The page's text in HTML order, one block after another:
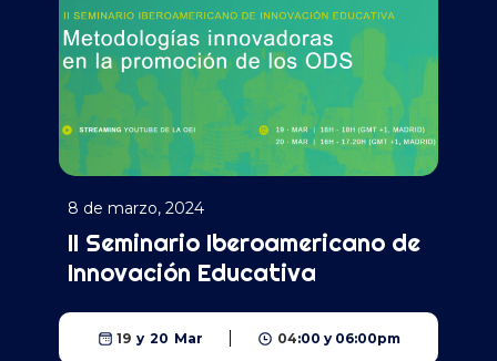
8 de marzo, 2024
II Seminario Iberoamericano de
Innovación Educativa
19 y 20 Mar 04:00 y 06:00pm